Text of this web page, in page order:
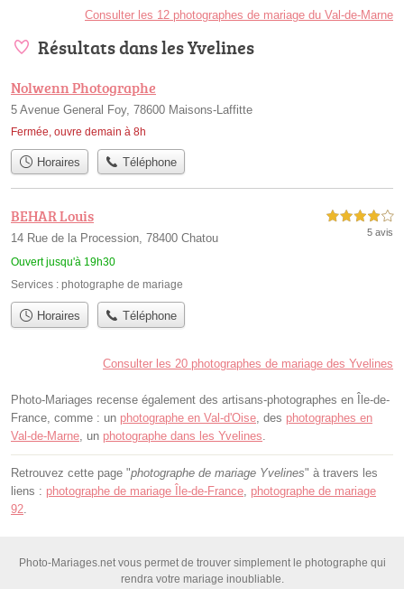
Consulter les 12 photographes de mariage du Val-de-Marne
Résultats dans les Yvelines
Nolwenn Photographe
5 Avenue General Foy, 78600 Maisons-Laffitte
Fermée, ouvre demain à 8h
Horaires Téléphone
BEHAR Louis
14 Rue de la Procession, 78400 Chatou
Ouvert jusqu'à 19h30
4,0 étoiles sur 5
5 avis
Services : photographe de mariage
Horaires Téléphone
Consulter les 20 photographes de mariage des Yvelines
Photo-Mariages recense également des artisans-photographes en Île-de-
France, comme : un photographe en Val-d'Oise , des photographes en
Val-de-Marne , un photographe dans les Yvelines
Retrouvez cette page "photographe de mariage Yvelines" à travers les
liens : photographe de mariage Île-de-France photographe de mariage
92
Photo-Mariages.net vous permet de trouver simplement le photographe qui
rendra votre mariage inoubliable.